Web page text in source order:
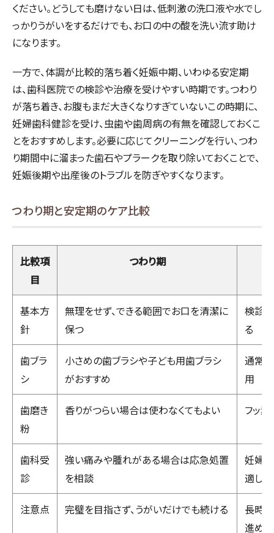
ください。どうしても磨けない日は、低刺激の洗口液や水でし
っかりうがいをするだけでも、お口の中の酸を洗い流す助け
になります。
一方で、体調が比較的落ち着く妊娠中期、いわゆる安定期
は、歯科医院での検診や治療を受けやすい時期です。つわり
が落ち着き、お腹もまだ大きくなりすぎていないこの時期に、
妊婦歯科健診を受け、虫歯や歯周病の有無を確認しておくこ
とをおすすめします。必要に応じてクリーニングを行い、つわ
り期間中に溜まった歯石やプラークを取り除いておくことで、
妊娠後期や出産後のトラブルを防ぎやすくなります。
つわり期と安定期のケア比較
比較項
目
つわり期
基本方
針
無理をせず、できる範囲でお口を清潔に
保つ
検診
る
歯ブラ
シ
小さめの歯ブラシや子ども用歯ブラシ
がおすすめ
通常
用
歯磨き
粉
香りがつらい場合は使わなくてもよい フッ
歯科受
診
強い痛みや腫れがある場合は応急処置
を相談
妊婦
適し
注意点 完璧を目指さず、うがいだけでも続ける
長時
進める